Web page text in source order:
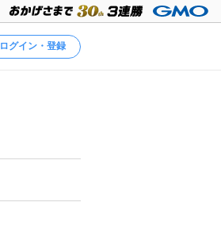
ログイン・登録